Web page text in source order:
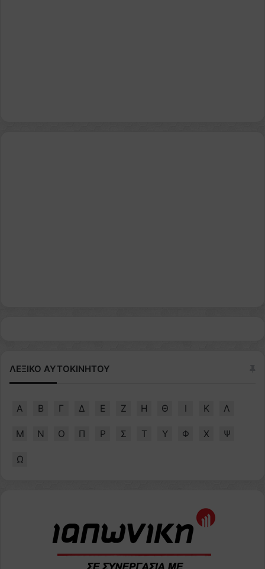
ΛΕΞΙΚΟ ΑΥΤΟΚΙΝΗΤΟΥ
Α Β Γ Δ Ε Ζ Η Θ Ι Κ Λ
Μ Ν Ο Π Ρ Σ Τ Υ Φ Χ Ψ
Ω